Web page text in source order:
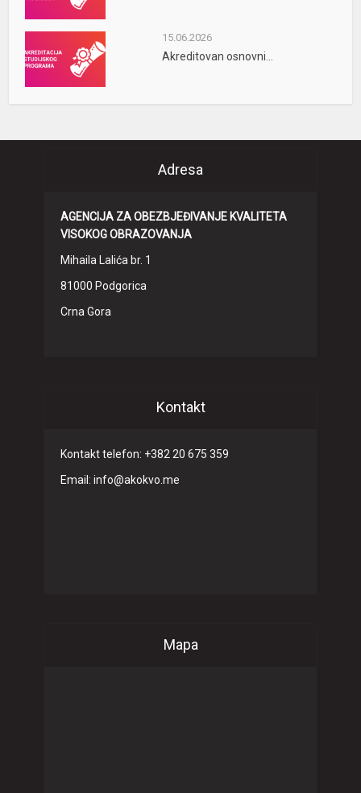
15.06.2026
Akreditovan osnovni...
Adresa
AGENCIJA ZA OBEZBJEĐIVANJE KVALITETA
VISOKOG OBRAZOVANJA
Mihaila Lalića br. 1
81000 Podgorica
Crna Gora
Kontakt
Kontakt telefon: +382 20 675 359
Email: info@akokvo.me
Mapa